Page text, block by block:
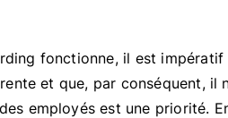
fonctionne, il est
et que, par conséquent, il
employés est une priorité.